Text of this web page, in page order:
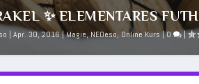
✨ ELEMENTARES
|Apr. 30, 2016|Magie,NEOeso,Online Kurs|0 |